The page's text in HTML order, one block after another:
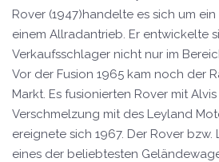
Rover (1947)handelte es sich um
einem Allradantrieb. Er entwickelte
Verkaufsschlager nicht nur im
Vor der Fusion 1965 kam noch der
Markt. Es fusionierten Rover mit
Verschmelzung mit des Leyland
ereignete sich 1967. Der Rover
eines der beliebtesten